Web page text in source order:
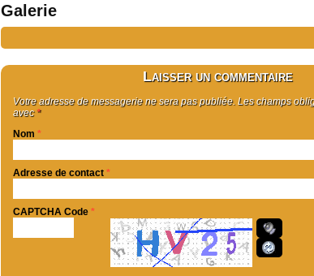
Galerie
Laisser un commentaire
Votre adresse de messagerie ne sera pas publiée. Les champs
avec*
Nom *
Adresse de contact *
CAPTCHA Code *